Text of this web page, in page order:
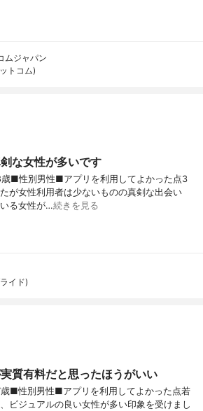
ムジャパン
トコム)
な女性が多いです
■性別男性■アプリを利用してよかった点3
が女性利用者は少ないものの真剣な出会い
いる女性が…続きを見る
イド)
質有料だと思ったほうがいい
■性別男性■アプリを利用してよかった点若
ビジュアルの良い女性が多い印象を受けまし